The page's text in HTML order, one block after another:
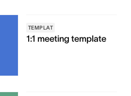
TEMPLAT
1:1 meeting template